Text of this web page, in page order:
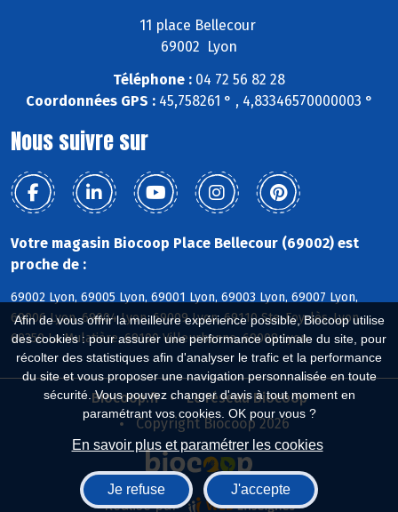
Afin de vous offrir la meilleure expérience possible, Biocoop utilise
des cookies : pour assurer une performance optimale du site, pour
récolter des statistiques afin d'analyser le trafic et la performance
du site et vous proposer une navigation personnalisée en toute
sécurité. Vous pouvez changer d'avis à tout moment en
paramétrant vos cookies. OK pour vous ?
En savoir plus et paramétrer les cookies
Je refuse J'accepte
11 place Bellecour
69002 Lyon
Téléphone : 04 72 56 82 28
Coordonnées GPS :45,758261 ° , 4,83346570000003 °
Nous suivre sur
Votre magasin Biocoop Place Bellecour (69002) est
proche de :
69002 Lyon, 69005 Lyon, 69001 Lyon, 69003 Lyon, 69007 Lyon,
69006 Lyon, 69004 Lyon, 69009 Lyon, 69110 Ste-Foy-lès-Lyon,
69350 La Mulatière, 69100 Villeurbanne, 69008 Lyon
Biocoop.fr
Le réseau Biocoop
Copyright Biocoop 2026
Réalisé par